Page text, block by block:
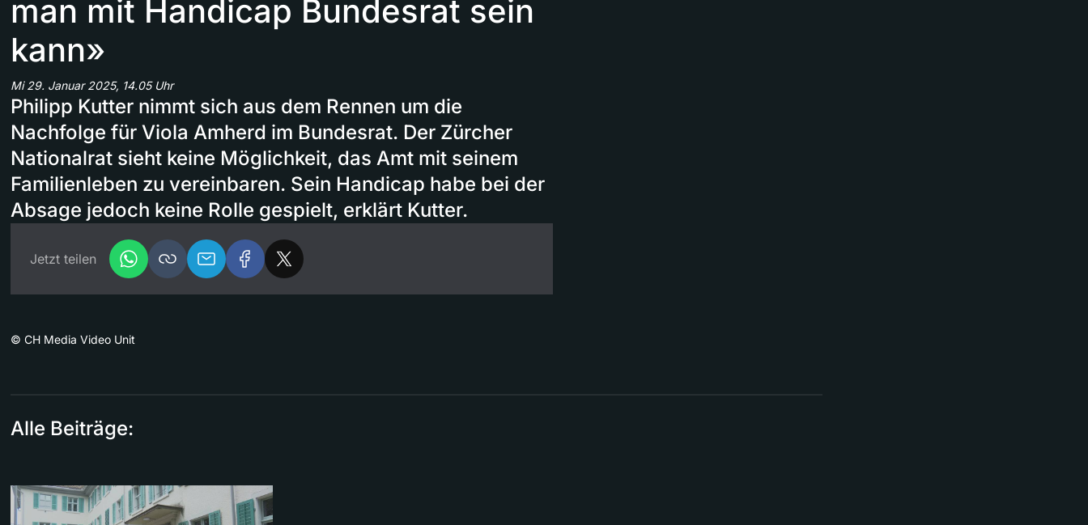
man mit Handicap Bundesrat sein
kann»
Mi 29. Januar 2025, 14.05 Uhr
Philipp Kutter nimmt sich aus dem Rennen um die
Nachfolge für Viola Amherd im Bundesrat. Der Zürcher
Nationalrat sieht keine Möglichkeit, das Amt mit seinem
Familienleben zu vereinbaren. Sein Handicap habe bei der
Absage jedoch keine Rolle gespielt, erklärt Kutter.
Jetzt teilen
© CH Media Video Unit
Alle Beiträge: